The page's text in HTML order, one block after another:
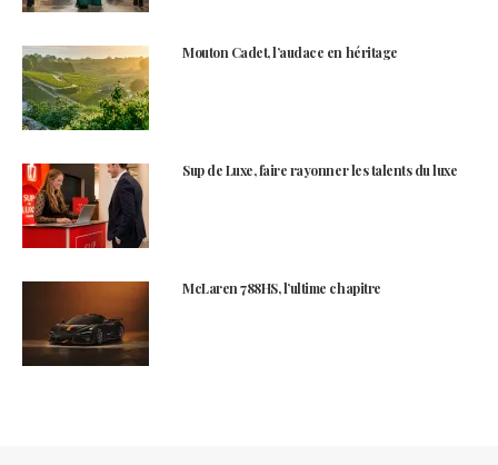
Mouton Cadet, l’audace en héritage
Sup de Luxe, faire rayonner les talents du luxe
McLaren 788HS, l’ultime chapitre